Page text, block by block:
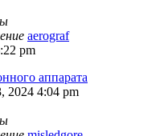
aerograf
pm
аппарата
4:04 pm